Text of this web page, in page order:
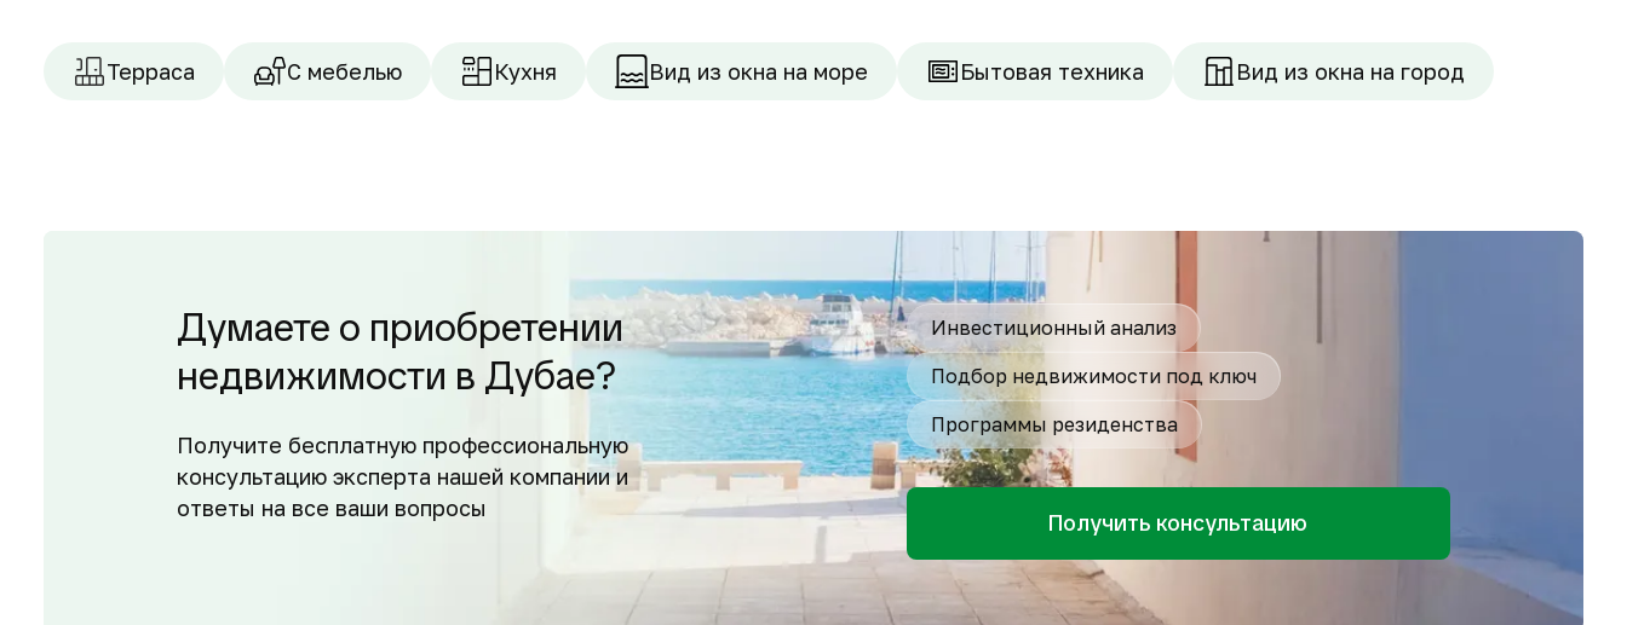
Терраса С мебелью Кухня Вид из окна на море Бытовая техника Вид из окна на город
Думаете о приобретении
недвижимости в Дубае?
Получите бесплатную профессиональную
консультацию эксперта нашей компании и
ответы на все ваши вопросы
Инвестиционный анализ
Подбор недвижимости под ключ
Программы резиденства
Получить консультацию